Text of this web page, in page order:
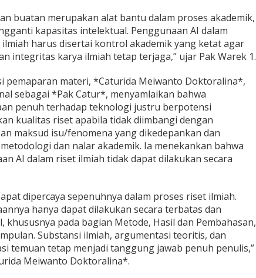
buatan merupakan alat bantu dalam proses akademik,
kapasitas intelektual. Penggunaan AI dalam
harus disertai kontrol akademik yang ketat agar
integritas karya ilmiah tetap terjaga,” ujar Pak Warek 1.
pemaparan materi, *Caturida Meiwanto Doktoralina*,
sebagai *Pak Catur*, menyamlaikan bahwa
penuh terhadap teknologi justru berpotensi
kualitas riset apabila tidak diimbangi dengan
maksud isu/fenomena yang dikedepankan dan
dan nalar akademik. Ia menekankan bahwa
AI dalam riset ilmiah tidak dapat dilakukan secara
dipercaya sepenuhnya dalam proses riset ilmiah.
hanya dapat dilakukan secara terbatas dan
khususnya pada bagian Metode, Hasil dan Pembahasan,
Substansi ilmiah, argumentasi teoritis, dan
temuan tetap menjadi tanggung jawab penuh penulis,”
Meiwanto Doktoralina*.